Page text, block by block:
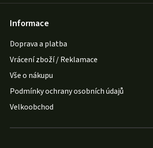
Informace
Doprava a platba
Vrácení zboží / Reklamace
Vše o nákupu
Podmínky ochrany osobních údajů
Velkoobchod